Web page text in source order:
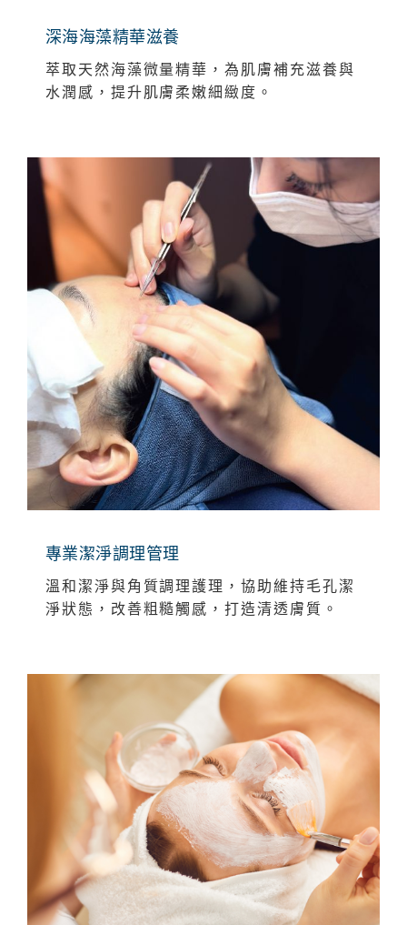
深海海藻精華滋養
萃取天然海藻微量精華，為肌膚補充滋養與
水潤感，提升肌膚柔嫩細緻度。
專業潔淨調理管理
溫和潔淨與角質調理護理，協助維持毛孔潔
淨狀態，改善粗糙觸感，打造清透膚質。